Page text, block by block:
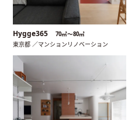
Hygge365 70㎡〜80㎡
東京都 ／マンションリノベーション